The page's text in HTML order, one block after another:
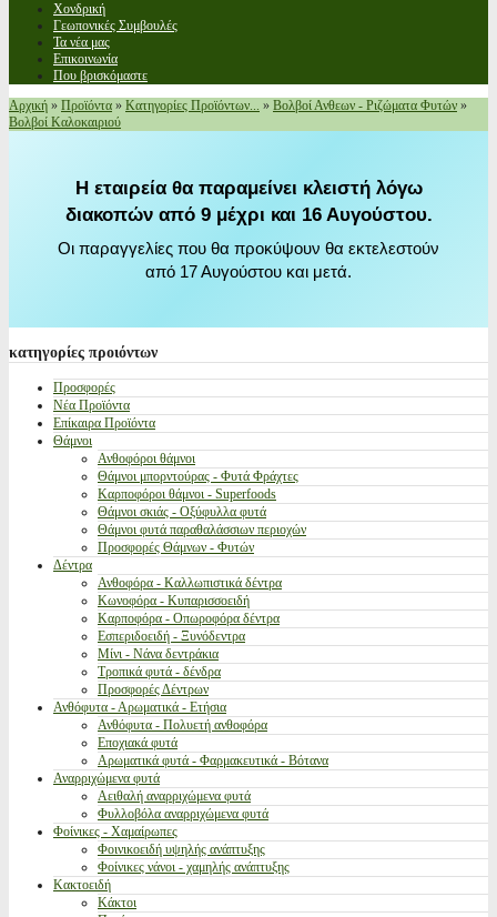
Χονδρική
Γεωπονικές Συμβουλές
Τα νέα μας
Επικοινωνία
Που βρισκόμαστε
Αρχική » Προϊόντα » Κατηγορίες Προϊόντων... » Βολβοί Ανθεων - Ριζώματα Φυτών »
Βολβοί Καλοκαιριού
Η εταιρεία θα παραμείνει κλειστή λόγω
διακοπών από 9 μέχρι και 16 Αυγούστου.
Οι παραγγελίες που θα προκύψουν θα εκτελεστούν
από 17 Αυγούστου και μετά.
κατηγορίες προιόντων
Προσφορές
Νέα Προϊόντα
Επίκαιρα Προϊόντα
Θάμνοι
Ανθοφόροι θάμνοι
Θάμνοι μπορντούρας - Φυτά Φράχτες
Καρποφόροι θάμνοι - Superfoods
Θάμνοι σκιάς - Οξύφυλλα φυτά
Θάμνοι φυτά παραθαλάσσιων περιοχών
Προσφορές Θάμνων - Φυτών
Δέντρα
Ανθοφόρα - Καλλωπιστικά δέντρα
Κωνοφόρα - Κυπαρισσοειδή
Καρποφόρα - Οπωροφόρα δέντρα
Εσπεριδοειδή - Ξυνόδεντρα
Μίνι - Νάνα δεντράκια
Τροπικά φυτά - δένδρα
Προσφορές Δέντρων
Ανθόφυτα - Αρωματικά - Ετήσια
Ανθόφυτα - Πολυετή ανθοφόρα
Εποχιακά φυτά
Αρωματικά φυτά - Φαρμακευτικά - Βότανα
Αναρριχώμενα φυτά
Αειθαλή αναρριχώμενα φυτά
Φυλλοβόλα αναρριχώμενα φυτά
Φοίνικες - Χαμαίρωπες
Φοινικοειδή υψηλής ανάπτυξης
Φοίνικες νάνοι - χαμηλής ανάπτυξης
Κακτοειδή
Κάκτοι